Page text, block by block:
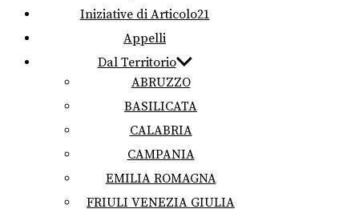
Iniziative di Articolo21
Appelli
Dal Territorio
ABRUZZO
BASILICATA
CALABRIA
CAMPANIA
EMILIA ROMAGNA
FRIULI VENEZIA GIULIA